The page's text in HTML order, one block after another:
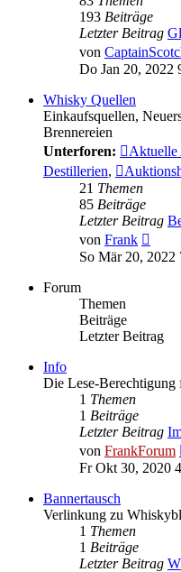
193 Beiträge
Letzter Beitrag
von
Do Jan 20, 2022
Whisky Quellen
Einkaufsquellen,
Brennereien
Unterforen:
Aktuelle
Destillerien,
21 Themen
85 Beiträge
Letzter Beitrag
von Frank
So Mär 20, 2022
Forum
Themen
Beiträge
Letzter Beitrag
Info
Die Lese-Berechtigung
1 Themen
1 Beiträge
Letzter Beitrag
von FrankForum
Fr Okt 30, 2020
Bannertausch
Verlinkung zu
1 Themen
1 Beiträge
Letzter Beitrag